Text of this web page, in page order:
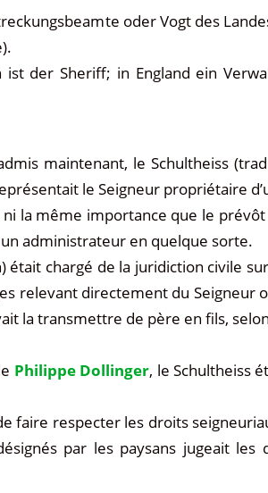
oder Vogt des
der Sheriff; in England ein
maintenant, le Schultheiss
le Seigneur propriétaire
la même importance que le
administrateur en quelque sorte.
était chargé de la juridiction civile
relevant directement du Seigneur
la transmettre de père en fils,
Philippe Dollinger, le Schultheiss
faire respecter les droits
par les paysans jugeait les